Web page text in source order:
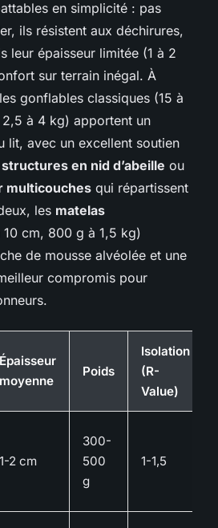
en simplicité : pas
ils résistent aux déchirures,
leur épaisseur limitée (1 à 2
sur terrain inégal. À
gonflables classiques (15 à
2,5 à 4 kg) apportent un
lit, avec un excellent soutien
structures en nid d’abeille ou
multicouches qui répartissent
les matelas
10 cm, 800 g à 1,5 kg)
de mousse alvéolée et une
compromis pour
Épaisseur
moyenne
Poids
Isolation
(R-
Value)
1-2 cm
300-
500
g
1-1,5